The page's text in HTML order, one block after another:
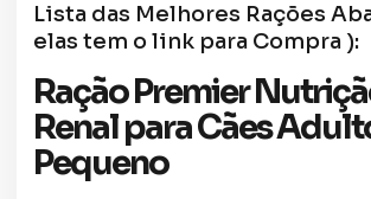
Lista das Melhores Rações
elas tem o link para Compra ):
Ração Premier
Renal para Cães
Pequeno